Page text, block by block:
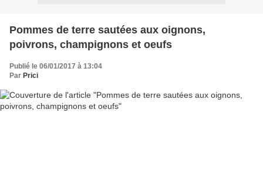
Pommes de terre sautées aux oignons,
poivrons, champignons et oeufs
Publié le 06/01/2017 à 13:04
Par Prici